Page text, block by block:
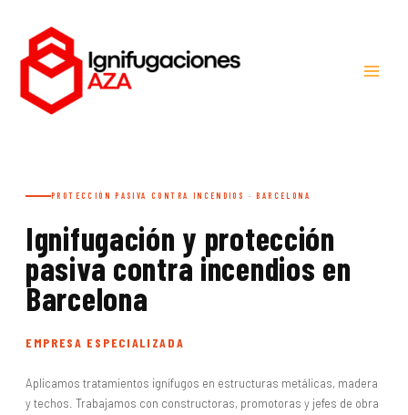
contenido
PROTECCIÓN PASIVA CONTRA INCENDIOS · BARCELONA
Ignifugación y protección
pasiva contra incendios en
Barcelona
EMPRESA ESPECIALIZADA
Aplicamos tratamientos ignífugos en estructuras metálicas, madera
y techos. Trabajamos con constructoras, promotoras y jefes de obra